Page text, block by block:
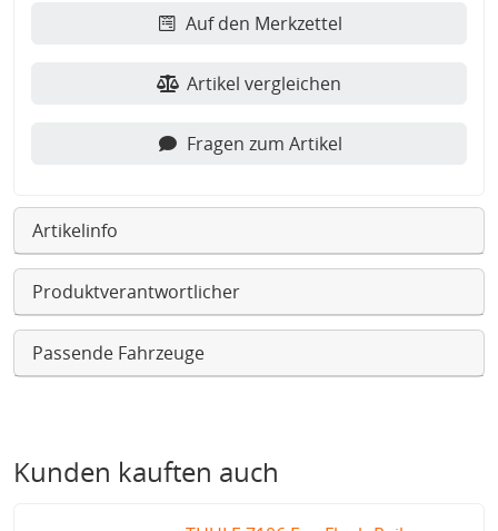
Auf den Merkzettel
Artikel vergleichen
Fragen zum Artikel
Artikelinfo
Produktverantwortlicher
Passende Fahrzeuge
Kunden kauften auch